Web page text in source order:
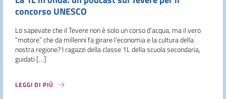
concorso UNESCO
Lo sapevate che il Tevere non è solo un corso d’acqua, ma il vero
“motore” che da millenni fa girare l’economia e la cultura della
nostra regione? I ragazzi della classe 1L della scuola secondaria,
guidati […]
LEGGI DI PIÙ